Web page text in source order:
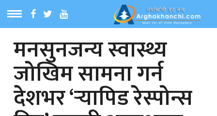
MENU
समाचार
मनसुनजन्य स्वास्थ्य
जोखिम सामना गर्न
देशभर ‘र्‍यापिड रेस्पोन्स